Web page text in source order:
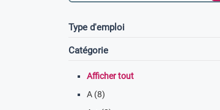
Type d'emploi
Catégorie
Afficher tout
A (8)